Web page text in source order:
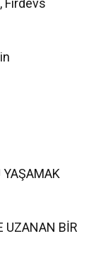
Firdevs
YAŞAMAK
UZANAN BİR